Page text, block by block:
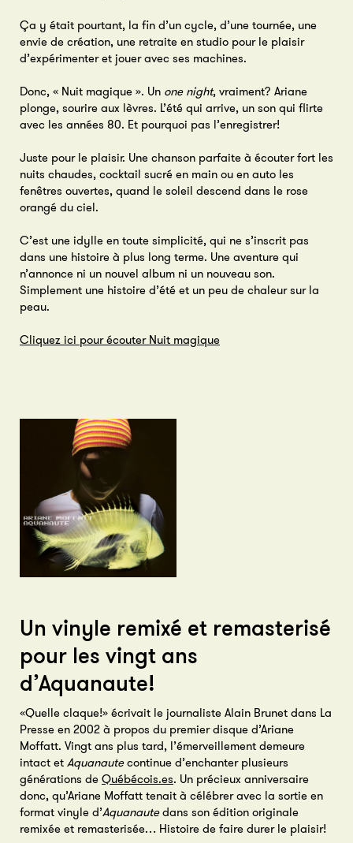
Ça y était pourtant, la fin d’un cycle, d’une tournée, une
envie de création, une retraite en studio pour le plaisir
d’expérimenter et jouer avec ses machines.
Donc, « Nuit magique ». Un one night, vraiment? Ariane
plonge, sourire aux lèvres. L’été qui arrive, un son qui flirte
avec les années 80. Et pourquoi pas l’enregistrer!
Juste pour le plaisir. Une chanson parfaite à écouter fort les
nuits chaudes, cocktail sucré en main ou en auto les
fenêtres ouvertes, quand le soleil descend dans le rose
orangé du ciel.
C’est une idylle en toute simplicité, qui ne s’inscrit pas
dans une histoire à plus long terme. Une aventure qui
n’annonce ni un nouvel album ni un nouveau son.
Simplement une histoire d’été et un peu de chaleur sur la
peau.
Cliquez ici pour écouter Nuit magique
Un vinyle remixé et remasterisé
pour les vingt ans
d’Aquanaute!
«Quelle claque!» écrivait le journaliste Alain Brunet dans La
Presse en 2002 à propos du premier disque d’Ariane
Moffatt. Vingt ans plus tard, l’émerveillement demeure
intact et Aquanautecontinue d’enchanter plusieurs
générations de Québécois.es. Un précieux anniversaire
donc, qu’Ariane Moffatt tenait à célébrer avec la sortie en
format vinyle d’Aquanautedans son édition originale
remixée et remasterisée… Histoire de faire durer le plaisir!